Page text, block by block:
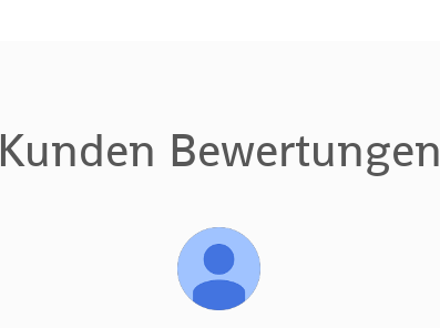
Kunden Bewertungen